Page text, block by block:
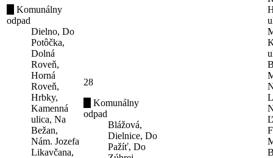
Komunálny
odpad
Dielno, Do
Potôčka,
Dolná
Roveň,
Horná
Roveň,
Hrbky,
Kamenná
ulica, Na
Bežan,
Nám. Jozefa
Likavčana,
28
Komunálny
odpad
Blážová,
Dielnice, Do
Pažíť, Do